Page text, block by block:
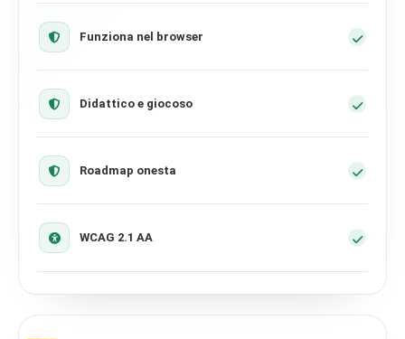
Funziona nel browser
Didattico e giocoso
Roadmap onesta
WCAG 2.1 AA